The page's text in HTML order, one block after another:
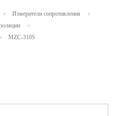
> Измерители сопротивления >
>
MZC-310S